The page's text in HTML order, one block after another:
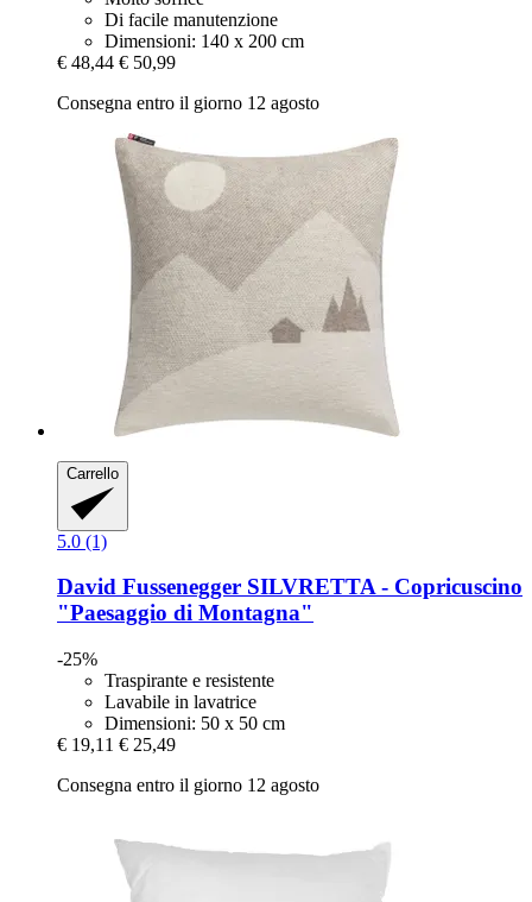
Di facile manutenzione
Dimensioni: 140 x 200 cm
€ 48,44 € 50,99
Consegna entro il giorno 12 agosto
Carrello
5.0 (1)
David Fussenegger SILVRETTA -​ Copricuscino
"Paesaggio di Montagna"
-25%
Traspirante e resistente
Lavabile in lavatrice
Dimensioni: 50 x 50 cm
€ 19,11 € 25,49
Consegna entro il giorno 12 agosto